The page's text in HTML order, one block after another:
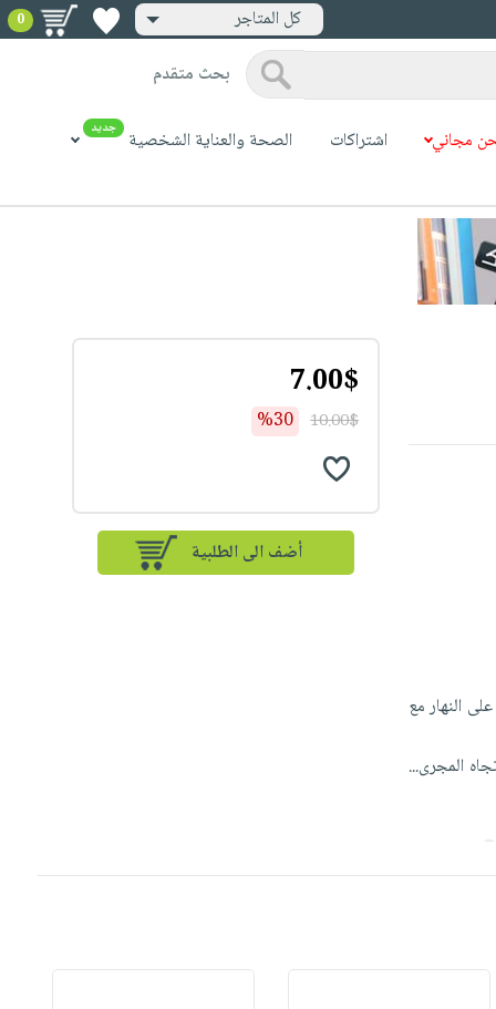
كل المتاجر 0
بحث متقدم
مجاني اشتراكات الصحة والعناية الشخصية جديد
النهار مع
المجرى...
7.00$
10.00$
%30
أضف الى الطلبية